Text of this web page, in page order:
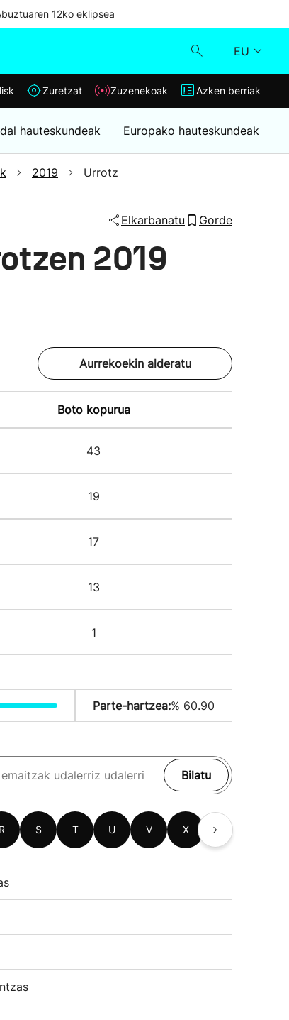
12ko eklipsea
EU
Klisk
Zuzenekoak
Azken berriak
Zuretzat Zuzenekoak Azken berriak
hauteskundeak Europako hauteskundeak
2019 Urrotz
Elkarbanatu Gorde
2019
Aurrekoekin alderatu
Boto kopurua
43
19
17
13
1
Parte-hartzea:% 60.90
Bilatu
R S T U V X